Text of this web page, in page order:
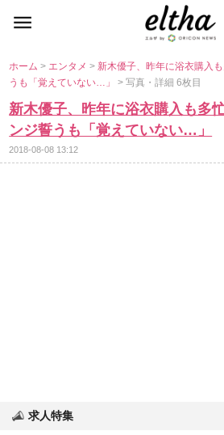
ホーム> エンタメ> 新木優子、昨年に浴衣購入
うも「覚えていない…」> 写真・詳細 6枚目
新木優子、昨年に浴衣購入も
ンジ誓うも「覚えていない…」
2018-08-08 13:12
求人特集